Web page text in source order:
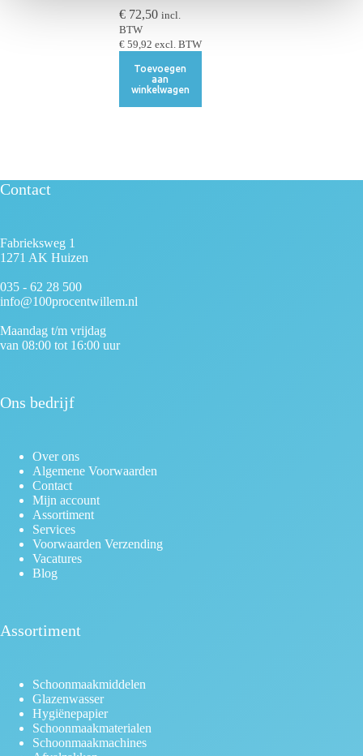
€72,50 incl.
BTW
€59,92 excl. BTW
Toevoegen
aan
winkelwagen
Contact
Fabrieksweg 1
1271 AK Huizen
035 - 62 28 500
info@100procentwillem.nl
Maandag t/m vrijdag
van 08:00 tot 16:00 uur
Ons bedrijf
Over ons
Algemene Voorwaarden
Contact
Mijn account
Assortiment
Services
Voorwaarden Verzending
Vacatures
Blog
Assortiment
Schoonmaakmiddelen
Glazenwasser
Hygiënepapier
Schoonmaakmaterialen
Schoonmaakmachines